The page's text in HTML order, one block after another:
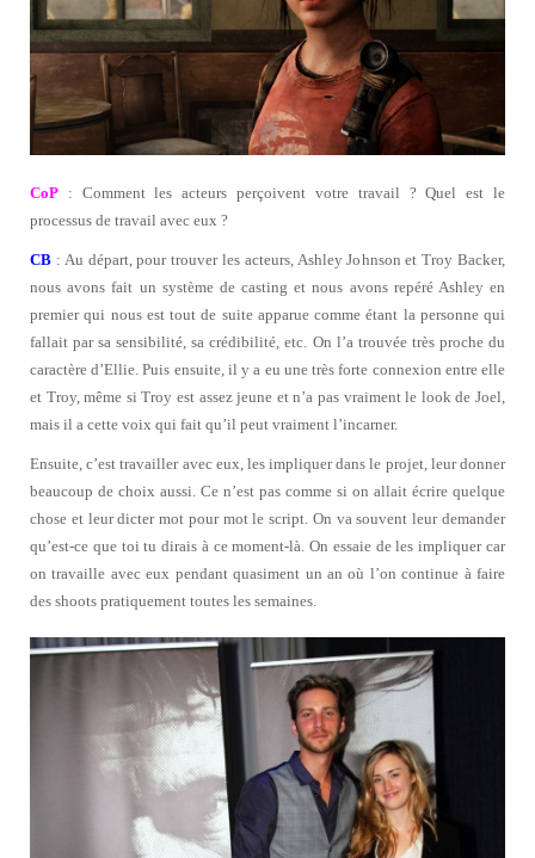
CoP : Comment les acteurs perçoivent votre travail ? Quel est le
processus de travail avec eux ?
CB : Au départ, pour trouver les acteurs, Ashley Johnson et Troy Backer,
nous avons fait un système de casting et nous avons repéré Ashley en
premier qui nous est tout de suite apparue comme étant la personne qui
fallait par sa sensibilité, sa crédibilité, etc. On l’a trouvée très proche du
caractère d’Ellie. Puis ensuite, il y a eu une très forte connexion entre elle
et Troy, même si Troy est assez jeune et n’a pas vraiment le look de Joel,
mais il a cette voix qui fait qu’il peut vraiment l’incarner.
Ensuite, c’est travailler avec eux, les impliquer dans le projet, leur donner
beaucoup de choix aussi. Ce n’est pas comme si on allait écrire quelque
chose et leur dicter mot pour mot le script. On va souvent leur demander
qu’est-ce que toi tu dirais à ce moment-là. On essaie de les impliquer car
on travaille avec eux pendant quasiment un an où l’on continue à faire
des shoots pratiquement toutes les semaines.